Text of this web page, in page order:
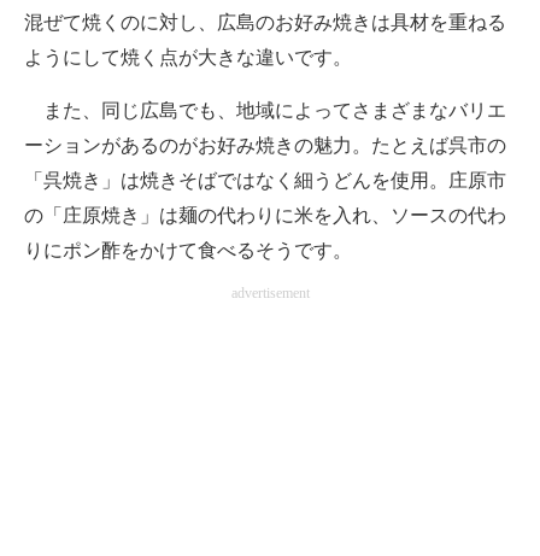
混ぜて焼くのに対し、広島のお好み焼きは具材を重ねる
ようにして焼く点が大きな違いです。
また、同じ広島でも、地域によってさまざまなバリエ
ーションがあるのがお好み焼きの魅力。たとえば呉市の
「呉焼き」は焼きそばではなく細うどんを使用。庄原市
の「庄原焼き」は麺の代わりに米を入れ、ソースの代わ
りにポン酢をかけて食べるそうです。
advertisement